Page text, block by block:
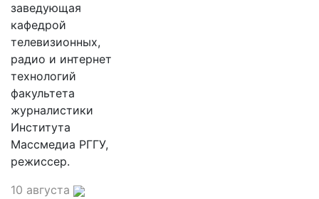
заведующая
кафедрой
телевизионных,
радио и интернет
технологий
факультета
журналистики
Института
Массмедиа РГГУ,
режиссер.
10 августа